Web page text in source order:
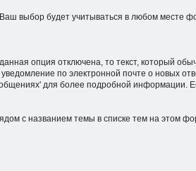
выбор будет учитываться в любом месте
опция отключена, то текст, который
по электронной почте о новых
для более подробной информации.
с названием темы в списке тем на этом